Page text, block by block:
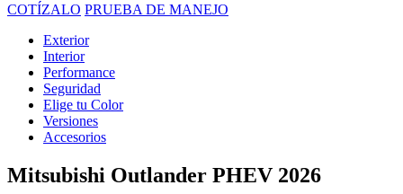
COTÍZALO PRUEBA DE MANEJO
Exterior
Interior
Performance
Seguridad
Elige tu Color
Versiones
Accesorios
Mitsubishi Outlander PHEV 2026